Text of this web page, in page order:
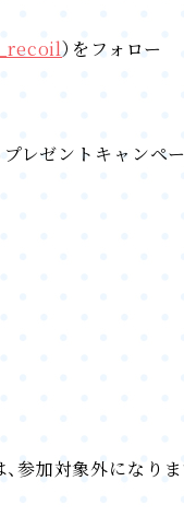
）をフォロー
プレゼントキャン
参加対象外になりま